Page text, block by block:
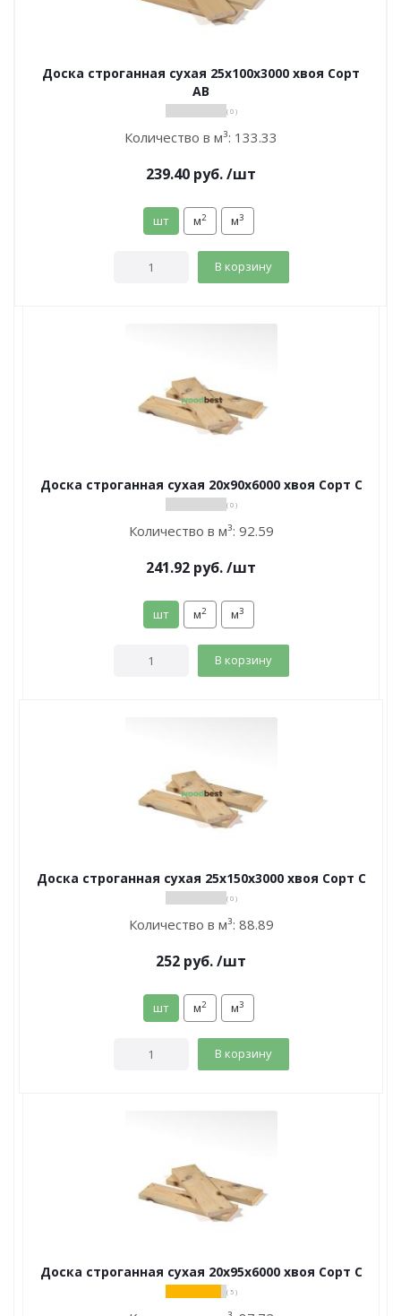
Доска строганная сухая 25х100х3000 хвоя Сорт
АВ
( 0 )
Количество в м³: 133.33
239.40 руб./шт
шт м2 м3
В корзину
Доска строганная сухая 20х90х6000 хвоя Сорт С
( 0 )
Количество в м³: 92.59
241.92 руб./шт
шт м2 м3
В корзину
Доска строганная сухая 25х150х3000 хвоя Сорт С
( 0 )
Количество в м³: 88.89
252 руб./шт
шт м2 м3
В корзину
Доска строганная сухая 20х95х6000 хвоя Сорт С
( 5 )